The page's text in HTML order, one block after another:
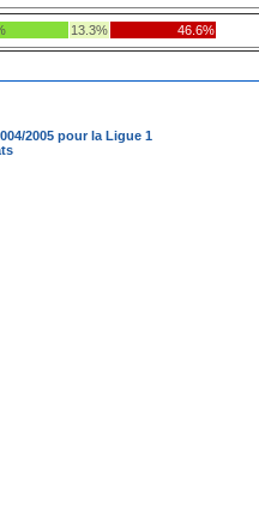
13.3% 46.6%
2005 pour la Ligue 1